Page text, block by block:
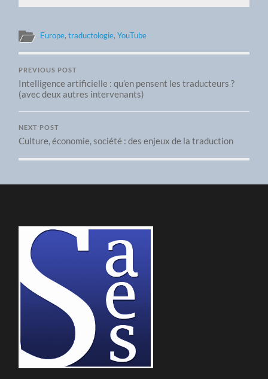
Europe,traductologie,YouTube
PREVIOUS POST
Intelligence artificielle : qu’en pensent les traducteurs ?
(avec deux autres intervenants)
NEXT POST
Culture, économie, société : des enjeux de la traduction